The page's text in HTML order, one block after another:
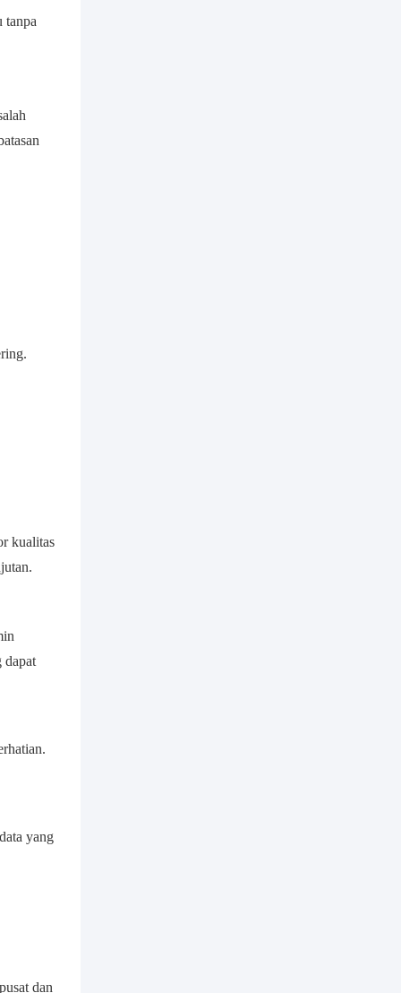
tanpa
kualitas
dapat
yang
dan